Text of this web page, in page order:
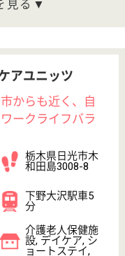
誕生年を
誕生年 必須